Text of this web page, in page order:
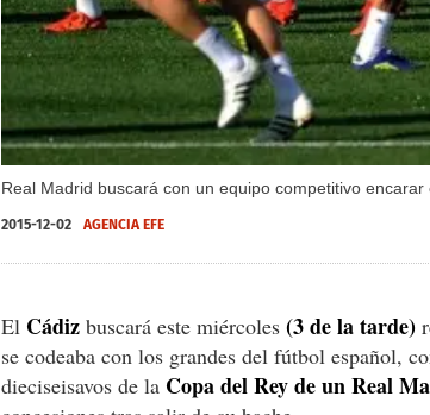
Real Madrid buscará con un equipo competitivo encarar
2015-12-02 AGENCIA EFE
El Cádiz buscará este miércoles (3 de la tarde)
se codeaba con los grandes del fútbol español,
dieciseisavos de la Copa del Rey de un Real